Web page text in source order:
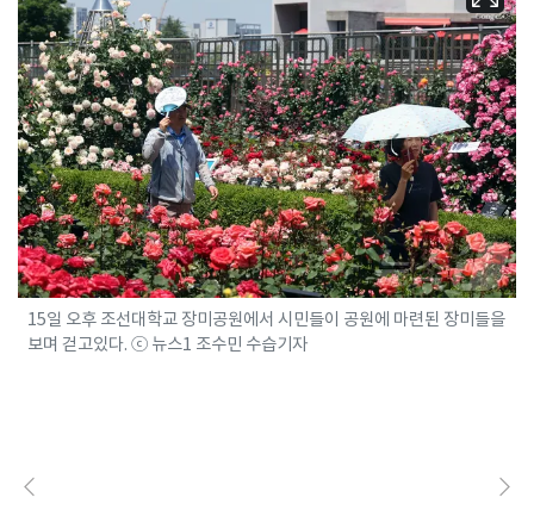
15일 오후 조선대학교 장미공원에서 시민들이 공원에 마련된 장미들을
보며 걷고있다. ⓒ 뉴스1 조수민 수습기자